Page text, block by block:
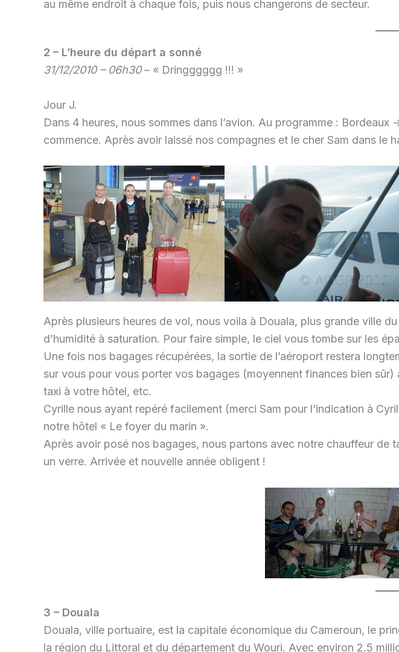
au même endroit à chaque fois, puis nous changerons de secteur.
2 – L’heure du départ a sonné
31/12/2010 – 06h30– « Dringggggg !!! »
Jour J.
Dans 4 heures, nous sommes dans l’avion. Au programme :
commence. Après avoir laissé nos compagnes et le cher Sam dans le
Après plusieurs heures de vol, nous voila à Douala, plus grande ville
d’humidité à saturation. Pour faire simple, le ciel vous tombe sur les
Une fois nos bagages récupérées, la sortie de l’aéroport restera
sur vous pour vous porter vos bagages (moyennent finances bien
taxi à votre hôtel, etc.
Cyrille nous ayant repéré facilement (merci Sam pour l’indication à
notre hôtel « Le foyer du marin ».
Après avoir posé nos bagages, nous partons avec notre chauffeur de
un verre. Arrivée et nouvelle année obligent !
3 – Douala
Douala, ville portuaire, est la capitale économique du Cameroun, le
la région du Littoral et du département du Wouri. Avec environ 2.5